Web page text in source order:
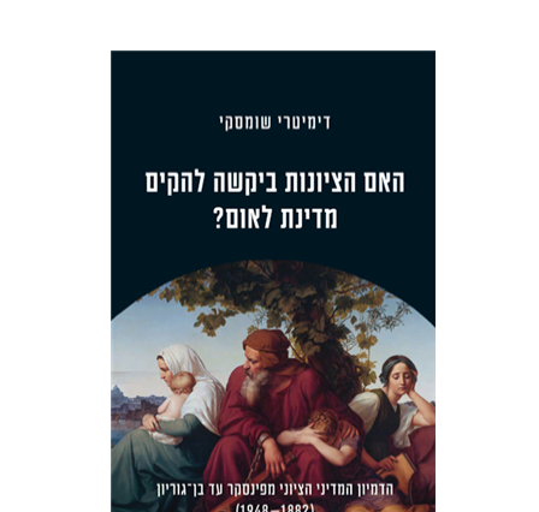
דימיטרי שומסקי
הנחת אתר ספר מודפס
$42
$38